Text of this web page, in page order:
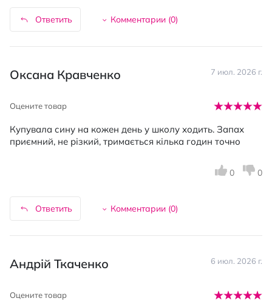
Ответить Комментарии (0)
Оксана Кравченко 7 июл. 2026 г.
Оцените товар
Купувала сину на кожен день у школу ходить. Запах
приємний, не різкий, тримається кілька годин точно
Ответить Комментарии (0)
0 0
Андрій Ткаченко 6 июл. 2026 г.
Оцените товар